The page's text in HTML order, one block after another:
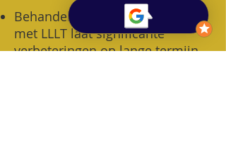
Behandeling van tenniselleboog
met LLLT laat significante
verbeteringen op lange termijn